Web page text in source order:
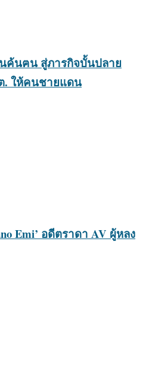
ค้นฅน สู่ภารกิจบั้นปลาย
. ให้คนชายแดน
Emi’ อดีตราดา AV ผู้หลง